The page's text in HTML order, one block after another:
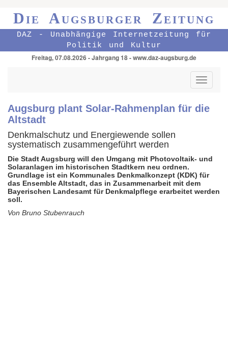
Die Augsburger Zeitung
DAZ - Unabhängige Internetzeitung für
Politik und Kultur
Freitag, 07.08.2026 - Jahrgang 18 - www.daz-augsburg.de
Toggle
Augsburg plant Solar-Rahmenplan für die
Altstadt
Denkmalschutz und Energiewende sollen
systematisch zusammengeführt werden
Die Stadt Augsburg will den Umgang mit Photo­voltaik- und
Solar­anlagen im histori­schen Stadtkern neu ordnen.
Grundlage ist ein Kommu­nales Denkmal­konzept (KDK) für
das Ensemble Altstadt, das in Zusammen­arbeit mit dem
Bayerischen Landesamt für Denkmal­pflege erarbeitet werden
soll.
Von Bruno Stubenrauch